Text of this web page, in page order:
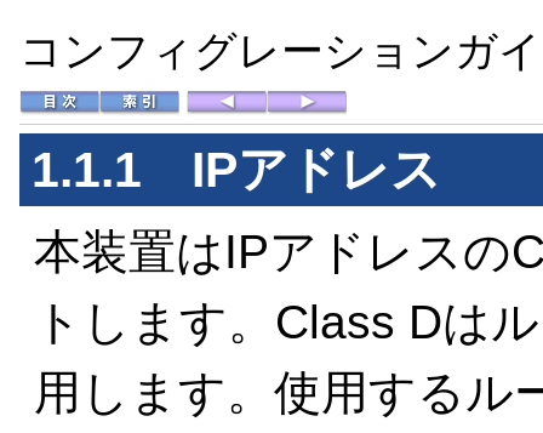
コンフィグレーションガ
1.1.1 IPアドレス
本装置はIPアドレスの
トします。Class Dは
用します。使用するル